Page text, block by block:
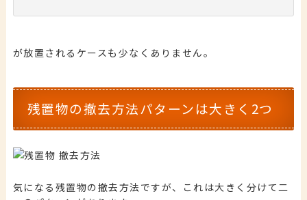
が放置されるケースも少なくありません。
残置物の撤去方法パターンは大きく2つ
気になる残置物の撤去方法ですが、これは大きく分けて二